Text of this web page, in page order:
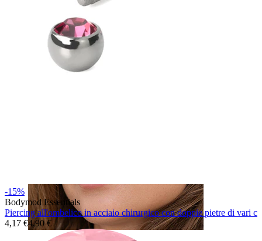
Ombelico
-15%
Bodymod Essentials
Piercing all'ombelico in acciaio chirurgico con doppie pietre di vari
4,17 €4,90 €